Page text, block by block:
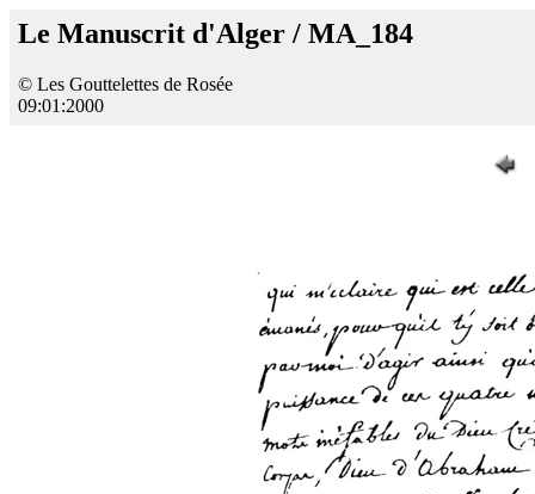
Le Manuscrit d'Alger / MA_184
© Les Gouttelettes de Rosée
09:01:2000